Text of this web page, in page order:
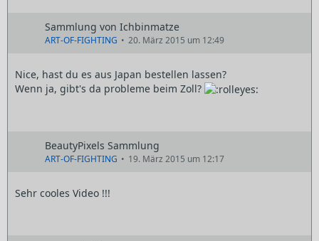
Sammlung von Ichbinmatze
ART-OF-FIGHTING 20. März 2015 um 12:49
Nice, hast du es aus Japan bestellen lassen?
Wenn ja, gibt's da probleme beim Zoll?
BeautyPixels Sammlung
ART-OF-FIGHTING 19. März 2015 um 12:17
Sehr cooles Video !!!